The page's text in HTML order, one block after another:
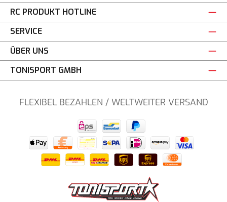
RC PRODUKT HOTLINE
SERVICE
ÜBER UNS
TONISPORT GMBH
FLEXIBEL BEZAHLEN / WELTWEITER VERSAND